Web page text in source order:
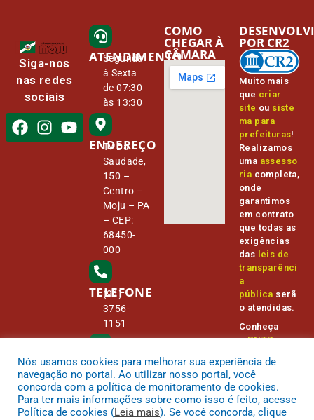
Siga-nos
nas redes
sociais
ATENDIMENTO
Segunda
à Sexta
de 07:30
às 13:30
ENDEREÇO
Tv Da
Saudade,
150 –
Centro –
Moju – PA
– CEP:
68450-
000
TELEFONE
(91)
3756-
1151
E-MAIL
camara@
cmmoju.p
a.gov.br
COMO
CHEGAR À
CÂMARA
Muito mais
que criar
site ou siste
ma para
prefeituras!
Realizamos
uma assesso
ria completa,
onde
garantimos
em contrato
que todas as
exigências
das leis de
transparênci
a
pública serã
o atendidas.
Conheça
oPNTPe
Transparênc
ia Pública
POR CR2
Nós usamos cookies para melhorar sua experiência de
navegação no portal. Ao utilizar nosso portal, você
concorda com a política de monitoramento de cookies.
Para ter mais informações sobre como isso é feito, acesse
Política de cookies (Leia mais). Se você concorda, clique